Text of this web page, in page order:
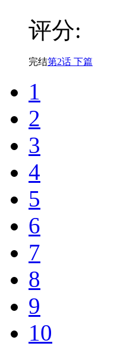
评分:
完结第2话 下篇
1
2
3
4
5
6
7
8
9
10